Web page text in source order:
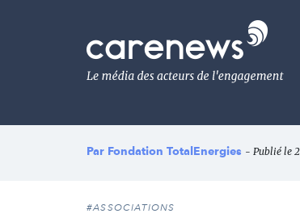
Le
média
de
l'engagement
Par Fondation TotalEnergies - Publié le
#ASSOCIATIONS